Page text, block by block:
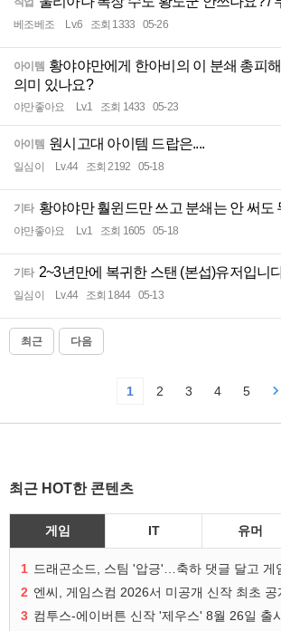
베조베조 Lv.6 조회 1333 05-26
아이템 황야야만에게 한아비의 이 분쇄 총피해
의미 있나요?
야만좋아요 Lv.1 조회 1433 05-23
아이템 원시고대 아이템 드랍은....
일심이 Lv.44 조회 2192 05-18
기타 황야야만 훨윈드만 쓰고 분쇄는 안 써도
야만좋아요 Lv.1 조회 1605 05-18
기타 2~3년만에 복귀한 스탠 (본섭)유저입니
일심이 Lv.44 조회 1844 05-13
최근 다음
1 2 3 4 5
최근 HOT한 콘텐츠
게임 IT 유머
1 드래곤소드, 스팀 '압긍'…축하 댓글 달고 게
2 엔씨, 게임스컴 2026서 미공개 신작 최초 공
3